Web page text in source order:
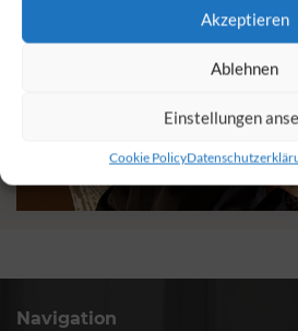
Akzeptieren
Ablehnen
Einstellungen
Cookie Policy
Navigation